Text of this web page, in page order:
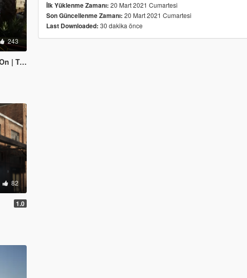
243
82
1.0
İlk Yüklenme Zamanı: 20 Mart 2021 Cumartesi
Son Güncellenme Zamanı: 20 Mart 2021 Cumartesi
Last Downloaded: 30 dakika önce